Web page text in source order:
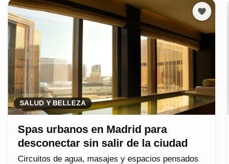
SALUD Y BELLEZA
Spas urbanos en Madrid para
desconectar sin salir de la ciudad
Circuitos de agua, masajes y espacios pensados